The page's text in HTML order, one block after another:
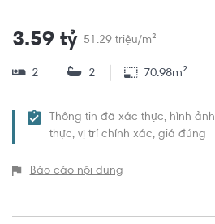
3.59 tỷ 51.29 triệu/m²
2 2 70.98m²
Thông tin đã xác thực, hình ảnh
thực, vị trí chính xác, giá đúng
Báo cáo nội dung